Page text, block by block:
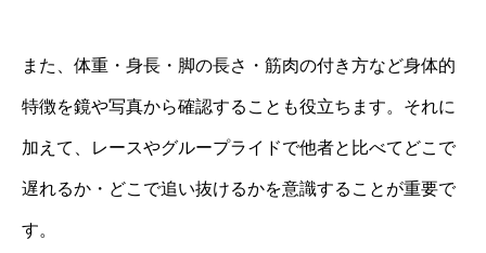
また、体重・身長・脚の長さ・筋肉の付き方など身体的
特徴を鏡や写真から確認することも役立ちます。それに
加えて、レースやグループライドで他者と比べてどこで
遅れるか・どこで追い抜けるかを意識することが重要で
す。